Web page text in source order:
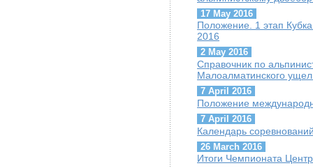
17 May 2016
Положение. 1 этап
2016
2 May 2016
Cправочник по
Малоалматинского
7 April 2016
Положение
7 April 2016
Календарь
26 March 2016
Итоги Чемпионата